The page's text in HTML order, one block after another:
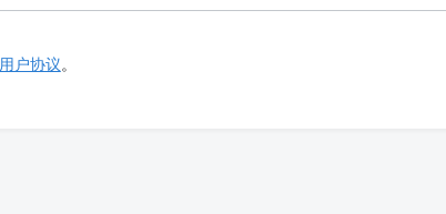
用户协议。